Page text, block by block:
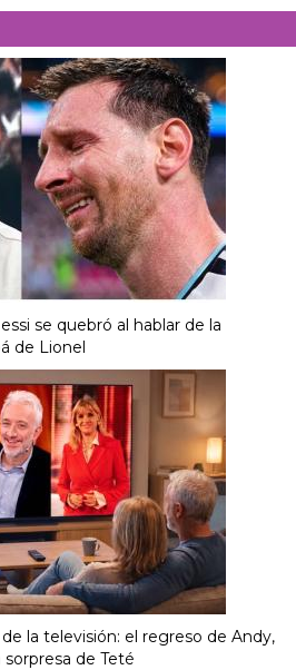
se quebró al hablar de la
de Lionel
la televisión: el regreso de Andy,
de Teté